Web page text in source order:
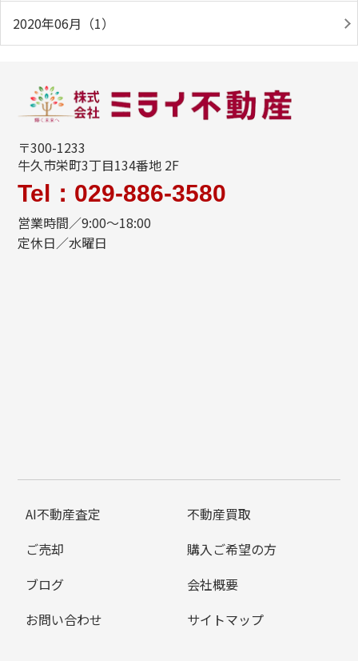
2020年06月（1）
〒300-1233
牛久市栄町3丁目134番地 2F
Tel：029-886-3580
営業時間／9:00～18:00
定休日／水曜日
AI不動産査定
不動産買取
ご売却
購入ご希望の方
ブログ
会社概要
お問い合わせ
サイトマップ